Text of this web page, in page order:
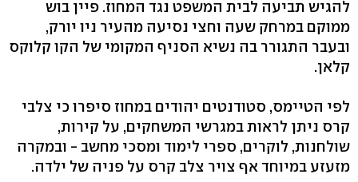
להגיש תביעה לבית המשפט נגד המחוז. פיין בוש
ממוקם במרחק שעה וחצי נסיעה מהעיר ניו יורק,
ובעבר התגורר בה נשיא הסניף המקומי של הקו קלוקס
קלאן.
לפי הטיימס, סטודנטים יהודים במחוז סיפרו כי צלבי
קרס ניתן לראות במגרשי המשחקים, על קירות,
שולחנות, לוקרים, ספרי לימוד ומסכי מחשב - ובמקרה
מזעזע במיוחד אף צויר צלב קרס על פניה של ילדה.